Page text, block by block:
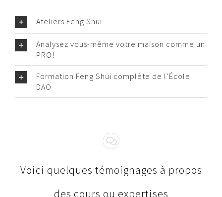
Ateliers Feng Shui
Analysez vous-même votre maison comme un
PRO!
Formation Feng Shui complète de l’École
DAO
Voici quelques témoignages à propos
des cours ou expertises